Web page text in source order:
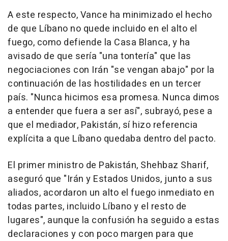
A este respecto, Vance ha minimizado el hecho
de que Líbano no quede incluido en el alto el
fuego, como defiende la Casa Blanca, y ha
avisado de que sería "una tontería" que las
negociaciones con Irán "se vengan abajo" por la
continuación de las hostilidades en un tercer
país. "Nunca hicimos esa promesa. Nunca dimos
a entender que fuera a ser así", subrayó, pese a
que el mediador, Pakistán, sí hizo referencia
explícita a que Líbano quedaba dentro del pacto.
El primer ministro de Pakistán, Shehbaz Sharif,
aseguró que "Irán y Estados Unidos, junto a sus
aliados, acordaron un alto el fuego inmediato en
todas partes, incluido Líbano y el resto de
lugares", aunque la confusión ha seguido a estas
declaraciones y con poco margen para que